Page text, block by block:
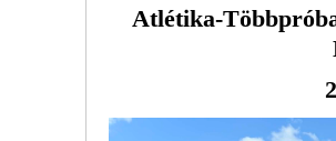
Atlétika-